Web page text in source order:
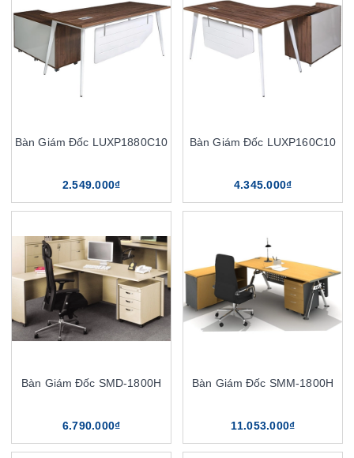
Bàn Giám Đốc LUXP1880C10
2.549.000₫
Bàn Giám Đốc LUXP160C10
4.345.000₫
Bàn Giám Đốc SMD-1800H
6.790.000₫
Bàn Giám Đốc SMM-1800H
11.053.000₫